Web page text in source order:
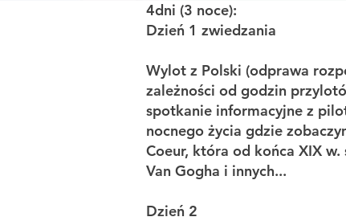
4dni (3 noce):
Dzień 1 zwiedzania
Wylot z Polski (odprawa
zależności od godzin
spotkanie informacyjne z
nocnego życia gdzie
Coeur, która od końca XIX
Van Gogha i innych...
Dzień 2